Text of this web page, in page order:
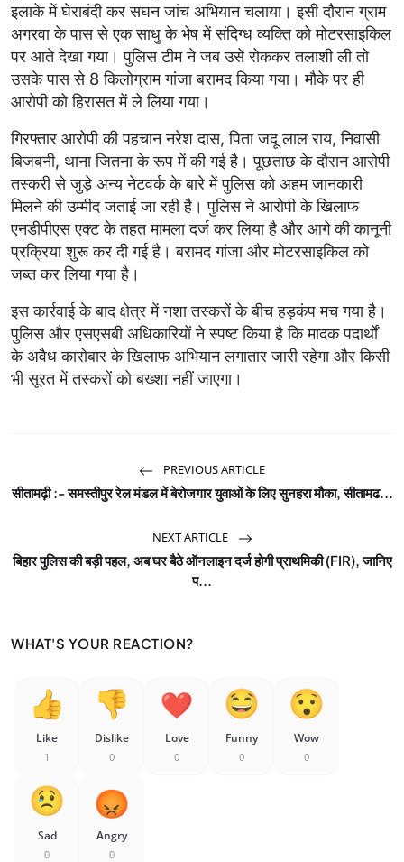
इलाके में घेराबंदी कर सघन जांच अभियान चलाया। इसी दौरान ग्राम
अगरवा के पास से एक साधु के भेष में संदिग्ध व्यक्ति को मोटरसाइकिल
पर आते देखा गया। पुलिस टीम ने जब उसे रोककर तलाशी ली तो
उसके पास से 8 किलोग्राम गांजा बरामद किया गया। मौके पर ही
आरोपी को हिरासत में ले लिया गया।
गिरफ्तार आरोपी की पहचान नरेश दास, पिता जदू लाल राय, निवासी
बिजबनी, थाना जितना के रूप में की गई है। पूछताछ के दौरान आरोपी
तस्करी से जुड़े अन्य नेटवर्क के बारे में पुलिस को अहम जानकारी
मिलने की उम्मीद जताई जा रही है। पुलिस ने आरोपी के खिलाफ
एनडीपीएस एक्ट के तहत मामला दर्ज कर लिया है और आगे की कानूनी
प्रक्रिया शुरू कर दी गई है। बरामद गांजा और मोटरसाइकिल को
जब्त कर लिया गया है।
इस कार्रवाई के बाद क्षेत्र में नशा तस्करों के बीच हड़कंप मच गया है।
पुलिस और एसएसबी अधिकारियों ने स्पष्ट किया है कि मादक पदार्थों
के अवैध कारोबार के खिलाफ अभियान लगातार जारी रहेगा और किसी
भी सूरत में तस्करों को बख्शा नहीं जाएगा।
PREVIOUS ARTICLE
सीतामढ़ी :- समस्तीपुर रेल मंडल में बेरोजगार युवाओं के लिए सुनहरा मौका, सीतामढ...
NEXT ARTICLE
बिहार पुलिस की बड़ी पहल, अब घर बैठे ऑनलाइन दर्ज होगी प्राथमिकी (FIR), जानिए
प...
WHAT'S YOUR REACTION?
Like
1
Dislike
0
Love
0
Funny
0
Wow
0
Sad
0
Angry
0